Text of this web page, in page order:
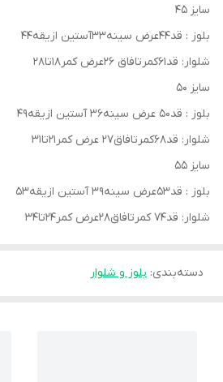
سایز ۴۵
بلوز : قد۴۴عرض سینه۳۳آستین ازیقه۴۴
شلوار: قد۶۱کمرتافاق ۲۶عرض کمر۱۸تا۲۸
سایز ۵۰
بلوز : قد۵۰ عرض سینه۳۶ آستین ازیقه۴۹
شلوار: قد۶۸کمرتافاق۲۷ عرض کمر۲۱تا۳۱
سایز ۵۵
بلوز : قد۵۳عرض سینه۳۹ آستین ازیقه۵۳
شلوار: قد۷۴ کمرتافاق۲۸عرض کمر۲۴تا۳۴
دسته‌بندی: بلوز و شلوار